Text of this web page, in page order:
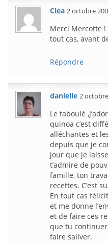
Clea 2 octobre
Merci Mercotte
tout cas, avant
Répondre
danielle 2
Le taboulé
quinoa c’est
alléchantes et
depuis que je
jour que je
t’admire de
famille, ton
recettes. C’est
En tout cas
et me donne
et de faire ces
que tu
faire saliver.